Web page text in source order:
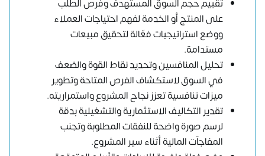
تقييم حجم السوق المستهدف وفرص الطلب
على المنتج أو الخدمة لفهم احتياجات العملاء
ووضع استراتيجيات فعّالة لتحقيق مبيعات
مستدامة.
تحليل المنافسين وتحديد نقاط القوة والضعف
في السوق لاستكشاف الفرص المتاحة وتطوير
ميزات تنافسية تعزز نجاح المشروع واستمراريته.
تقدير التكاليف الاستثمارية والتشغيلية بدقة
لرسم صورة واضحة للنفقات المطلوبة وتجنب
المفاجآت المالية أثناء سير المشروع.